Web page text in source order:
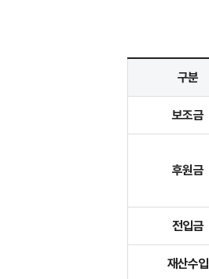
구분
보조금
후원금
전입금
재산수입